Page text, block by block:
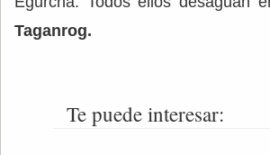
Taganrog.
Te puede interesar: